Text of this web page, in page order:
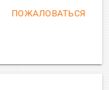
ПОЖАЛОВАТЬСЯ